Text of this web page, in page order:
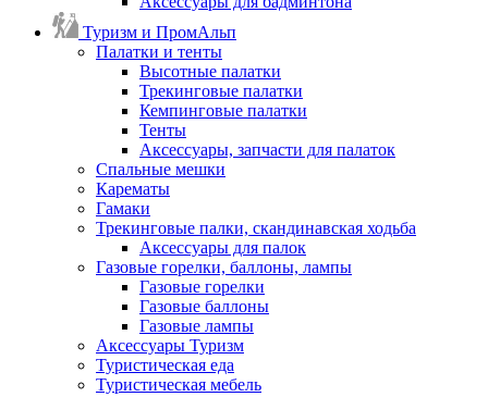
Туризм и ПромАльп
Палатки и тенты
Высотные палатки
Трекинговые палатки
Кемпинговые палатки
Тенты
Аксессуары, запчасти для палаток
Спальные мешки
Карематы
Гамаки
Трекинговые палки, скандинавская ходьба
Аксессуары для палок
Газовые горелки, баллоны, лампы
Газовые горелки
Газовые баллоны
Газовые лампы
Аксессуары Туризм
Туристическая еда
Туристическая мебель